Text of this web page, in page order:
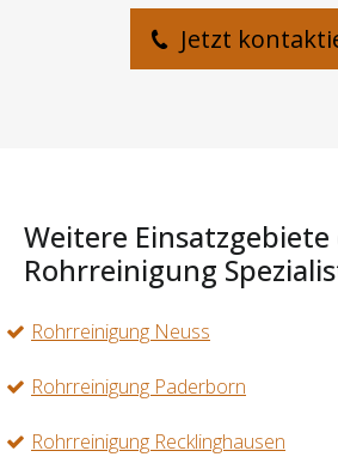
Jetzt
Weitere Einsatzgebiete
Rohrreinigung
Rohrreinigung Neuss
Rohrreinigung Paderborn
Rohrreinigung Recklinghausen